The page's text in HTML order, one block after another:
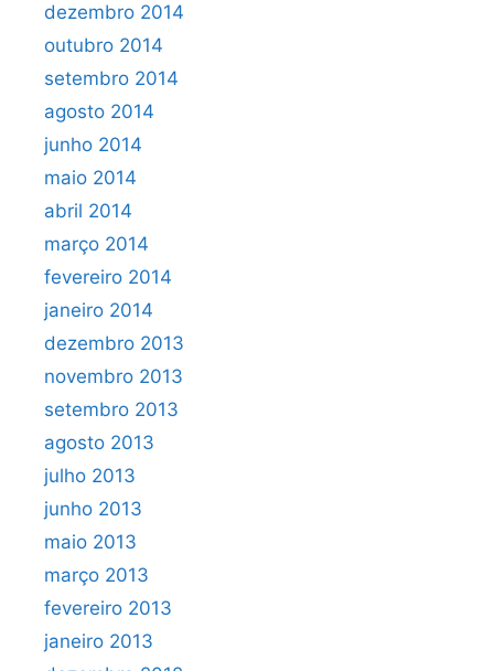
dezembro 2014
outubro 2014
setembro 2014
agosto 2014
junho 2014
maio 2014
abril 2014
março 2014
fevereiro 2014
janeiro 2014
dezembro 2013
novembro 2013
setembro 2013
agosto 2013
julho 2013
junho 2013
maio 2013
março 2013
fevereiro 2013
janeiro 2013